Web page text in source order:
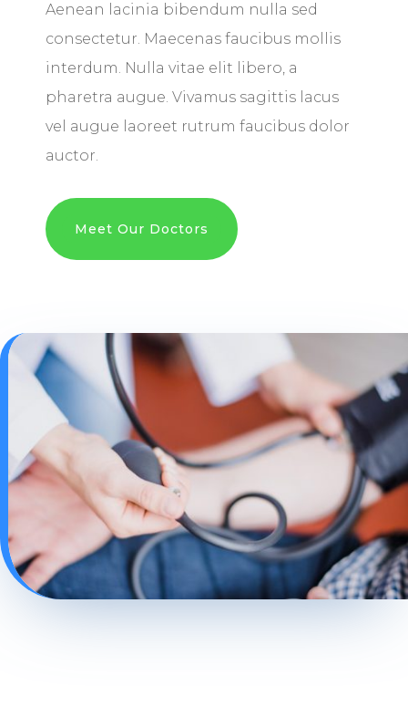
Aenean lacinia bibendum nulla sed
consectetur. Maecenas faucibus mollis
interdum. Nulla vitae elit libero, a
pharetra augue. Vivamus sagittis lacus
vel augue laoreet rutrum faucibus dolor
auctor.
Meet Our Doctors